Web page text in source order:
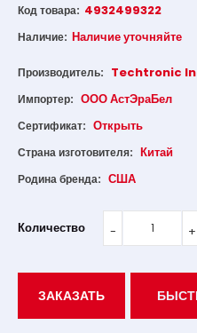
Код товара: 4932499322
Наличие: Наличие уточняйте
Производитель: Techtronic
Импортер: ООО АстЭраБел
Сертификат: Открыть
Страна изготовителя: Китай
Родина бренда: США
Количество
ЗАКАЗАТЬ